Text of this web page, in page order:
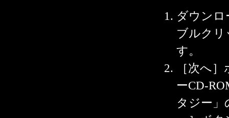
ダウンロ
ブルクリ
す。
［次へ
ーCD-
タジー」